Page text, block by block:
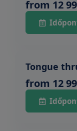
from 12
Tongue
from 12